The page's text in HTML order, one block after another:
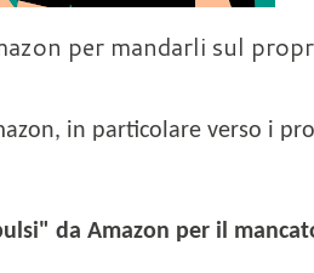
per mandarli sul
in particolare verso i
da Amazon per il